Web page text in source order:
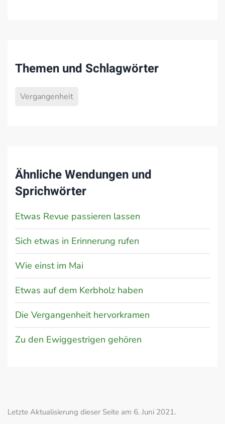
Themen und Schlagwörter
Vergangenheit
Ähnliche Wendungen und
Sprichwörter
Etwas Revue passieren lassen
Sich etwas in Erinnerung rufen
Wie einst im Mai
Etwas auf dem Kerbholz haben
Die Vergangenheit hervorkramen
Zu den Ewiggestrigen gehören
Letzte Aktualisierung dieser Seite am 6. Juni 2021.